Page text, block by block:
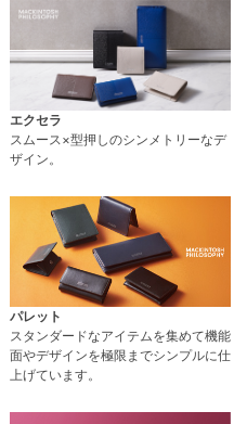
エクセラ
スムース×型押しのシンメトリーなデ
ザイン。
パレット
スタンダードなアイテムを集めて機能
面やデザインを極限までシンプルに仕
上げています。